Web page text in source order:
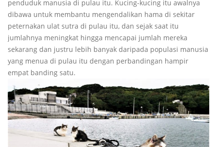
penduduk manusia di pulau itu. Kucing-kucing itu awalnya
dibawa untuk membantu mengendalikan hama di sekitar
peternakan ulat sutra di pulau itu, dan sejak saat itu
jumlahnya meningkat hingga mencapai jumlah mereka
sekarang dan justru lebih banyak daripada populasi manusia
yang menua di pulau itu dengan perbandingan hampir
empat banding satu.